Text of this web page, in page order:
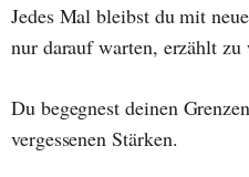
Jedes Mal bleibst du mit
nur darauf warten, erzählt zu
Du begegnest deinen
vergessenen Stärken.